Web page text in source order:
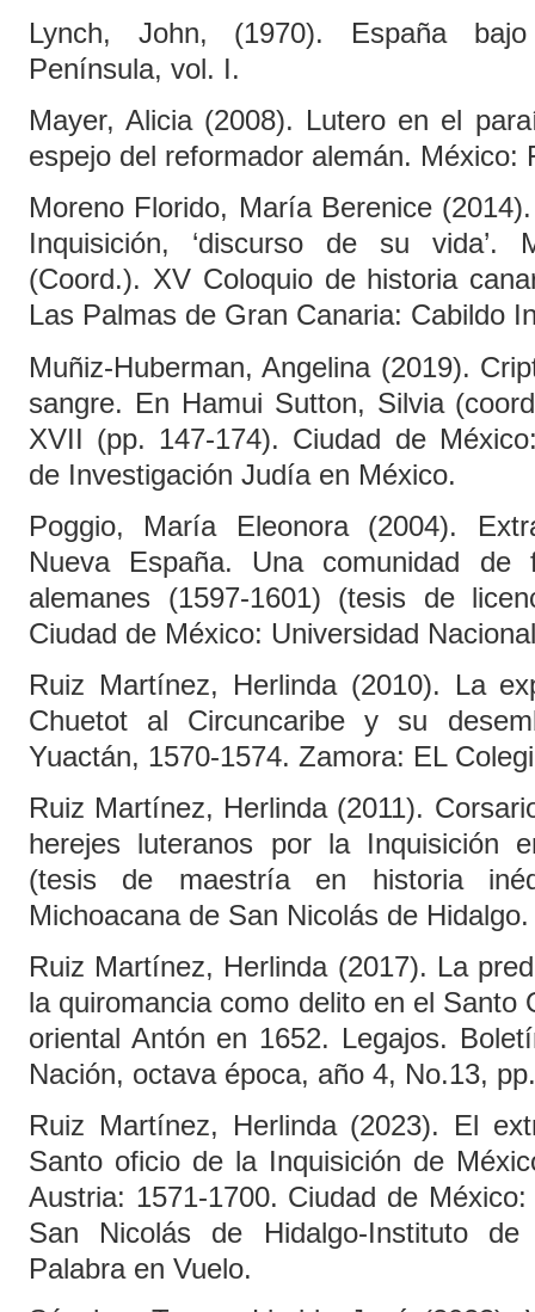
Lynch, John, (1970). España
Península, vol. I.
Mayer, Alicia (2008). Lutero en el
espejo del reformador alemán. México:
Moreno Florido, María Berenice
Inquisición, ‘discurso de su vida’.
(Coord.). XV Coloquio de historia
Las Palmas de Gran Canaria: Cabildo
Muñiz-Huberman, Angelina (2019).
sangre. En Hamui Sutton, Silvia
XVII (pp. 147-174). Ciudad de
de Investigación Judía en México.
Poggio, María Eleonora (2004).
Nueva España. Una comunidad de
alemanes (1597-1601) (tesis de
Ciudad de México: Universidad
Ruiz Martínez, Herlinda (2010). La
Chuetot al Circuncaribe y su
Yuactán, 1570-1574. Zamora: EL
Ruiz Martínez, Herlinda (2011).
herejes luteranos por la Inquisición
(tesis de maestría en historia
Michoacana de San Nicolás de Hidalgo.
Ruiz Martínez, Herlinda (2017). La
la quiromancia como delito en el Santo
oriental Antón en 1652. Legajos.
Nación, octava época, año 4, No.13,
Ruiz Martínez, Herlinda (2023). El
Santo oficio de la Inquisición de
Austria: 1571-1700. Ciudad de
San Nicolás de Hidalgo-Instituto de
Palabra en Vuelo.